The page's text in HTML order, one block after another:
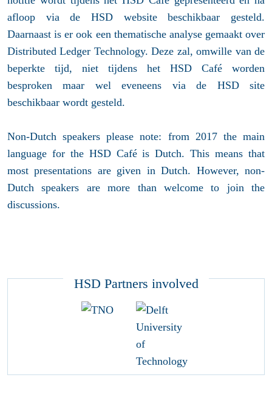
afloop via de HSD website beschikbaar gesteld.
Daarnaast is er ook een thematische analyse gemaakt over
Distributed Ledger Technology. Deze zal, omwille van de
beperkte tijd, niet tijdens het HSD Café worden
besproken maar wel eveneens via de HSD site
beschikbaar wordt gesteld.
Non-Dutch speakers please note: from 2017 the main
language for the HSD Café is Dutch. This means that
most presentations are given in Dutch. However, non-
Dutch speakers are more than welcome to join the
discussions.
HSD Partners involved